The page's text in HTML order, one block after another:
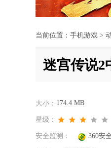
当前位置： 手机游戏 >
迷宫传说2
大小： 174.4 MB
星级：
安全监测： 360安